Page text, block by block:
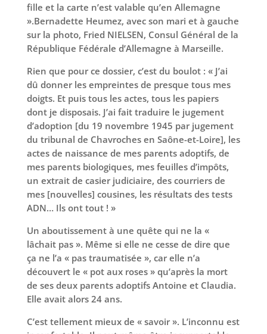
fille et la carte n’est valable qu’en Allemagne
».Bernadette Heumez, avec son mari et à gauche
sur la photo, Fried NIELSEN, Consul Général de la
République Fédérale d’Allemagne à Marseille.
Rien que pour ce dossier, c’est du boulot : « J’ai
dû donner les empreintes de presque tous mes
doigts. Et puis tous les actes, tous les papiers
dont je disposais. J’ai fait traduire le jugement
d’adoption [du 19 novembre 1945 par jugement
du tribunal de Chavroches en Saône-et-Loire], les
actes de naissance de mes parents adoptifs, de
mes parents biologiques, mes feuilles d’impôts,
un extrait de casier judiciaire, des courriers de
mes [nouvelles] cousines, les résultats des tests
ADN… Ils ont tout ! »
Un aboutissement à une quête qui ne la «
lâchait pas ». Même si elle ne cesse de dire que
ça ne l’a « pas traumatisée », car elle n’a
découvert le « pot aux roses » qu’après la mort
de ses deux parents adoptifs Antoine et Claudia.
Elle avait alors 24 ans.
C’est tellement mieux de « savoir ». L’inconnu est